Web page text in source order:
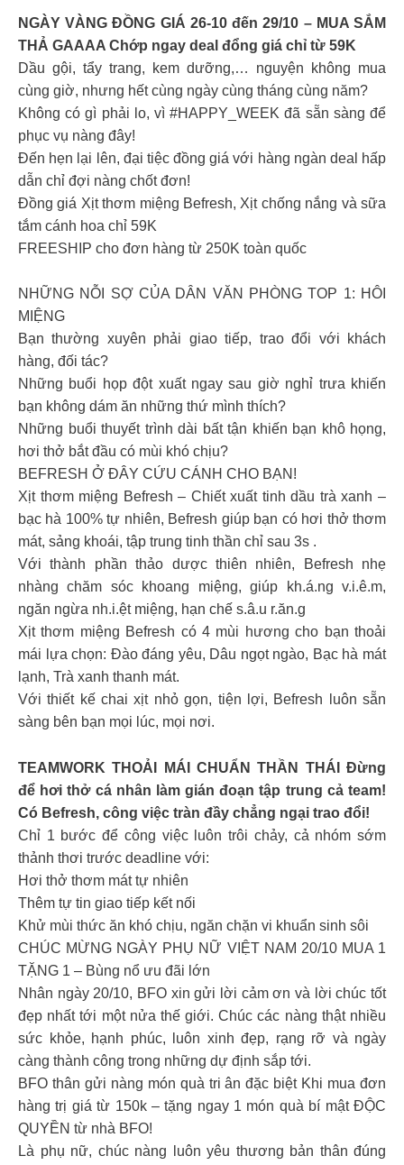
NGÀY VÀNG ĐỒNG GIÁ 26-10 đến 29/10 – MUA SẮM
THẢ GAAAA Chớp ngay deal đổng giá chỉ từ 59K
Dầu gội, tẩy trang, kem dưỡng,… nguyện không mua
cùng giờ, nhưng hết cùng ngày cùng tháng cùng năm?
Không có gì phải lo, vì #HAPPY_WEEK đã sẵn sàng để
phục vụ nàng đây!
Đến hẹn lại lên, đại tiệc đồng giá với hàng ngàn deal hấp
dẫn chỉ đợi nàng chốt đơn!
Đồng giá Xịt thơm miệng Befresh, Xịt chống nắng và sữa
tắm cánh hoa chỉ 59K
FREESHIP cho đơn hàng từ 250K toàn quốc
NHỮNG NỖI SỢ CỦA DÂN VĂN PHÒNG TOP 1: HÔI
MIỆNG
Bạn thường xuyên phải giao tiếp, trao đổi với khách
hàng, đối tác?
Những buổi họp đột xuất ngay sau giờ nghỉ trưa khiến
bạn không dám ăn những thứ mình thích?
Những buổi thuyết trình dài bất tận khiến bạn khô họng,
hơi thở bắt đầu có mùi khó chịu?
BEFRESH Ở ĐÂY CỨU CÁNH CHO BẠN!
Xịt thơm miệng Befresh – Chiết xuất tinh dầu trà xanh –
bạc hà 100% tự nhiên, Befresh giúp bạn có hơi thở thơm
mát, sảng khoái, tập trung tinh thần chỉ sau 3s .
Với thành phần thảo dược thiên nhiên, Befresh nhẹ
nhàng chăm sóc khoang miệng, giúp kh.á.ng v.i.ê.m,
ngăn ngừa nh.i.ệt miệng, hạn chế s.â.u r.ăn.g
Xịt thơm miệng Befresh có 4 mùi hương cho bạn thoải
mái lựa chọn: Đào đáng yêu, Dâu ngọt ngào, Bạc hà mát
lạnh, Trà xanh thanh mát.
Với thiết kế chai xịt nhỏ gọn, tiện lợi, Befresh luôn sẵn
sàng bên bạn mọi lúc, mọi nơi.
TEAMWORK THOẢI MÁI CHUẨN THẦN THÁI Đừng
để hơi thở cá nhân làm gián đoạn tập trung cả team!
Có Befresh, công việc tràn đầy chẳng ngại trao đổi!
Chỉ 1 bước để công việc luôn trôi chảy, cả nhóm sớm
thảnh thơi trước deadline với:
Hơi thở thơm mát tự nhiên
Thêm tự tin giao tiếp kết nối
Khử mùi thức ăn khó chịu, ngăn chặn vi khuẩn sinh sôi
CHÚC MỪNG NGÀY PHỤ NỮ VIỆT NAM 20/10 MUA 1
TẶNG 1 – Bùng nổ ưu đãi lớn
Nhân ngày 20/10, BFO xin gửi lời cảm ơn và lời chúc tốt
đẹp nhất tới một nửa thế giới. Chúc các nàng thật nhiều
sức khỏe, hạnh phúc, luôn xinh đẹp, rạng rỡ và ngày
càng thành công trong những dự định sắp tới.
BFO thân gửi nàng món quà tri ân đặc biệt Khi mua đơn
hàng trị giá từ 150k – tặng ngay 1 món quà bí mật ĐỘC
QUYỀN từ nhà BFO!
Là phụ nữ, chúc nàng luôn yêu thương bản thân đúng